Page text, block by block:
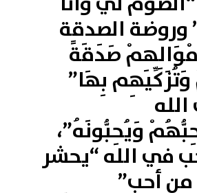
وروضة الصدقة
صَدَقَةً
بِهَا”
وَيُحِبُّونَهُ”،
في الله “يحشر
من أحب”